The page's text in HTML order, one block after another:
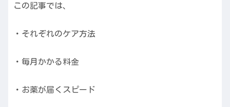
この記事では、
・それぞれのケア方法
・毎月かかる料金
・お薬が届くスピード